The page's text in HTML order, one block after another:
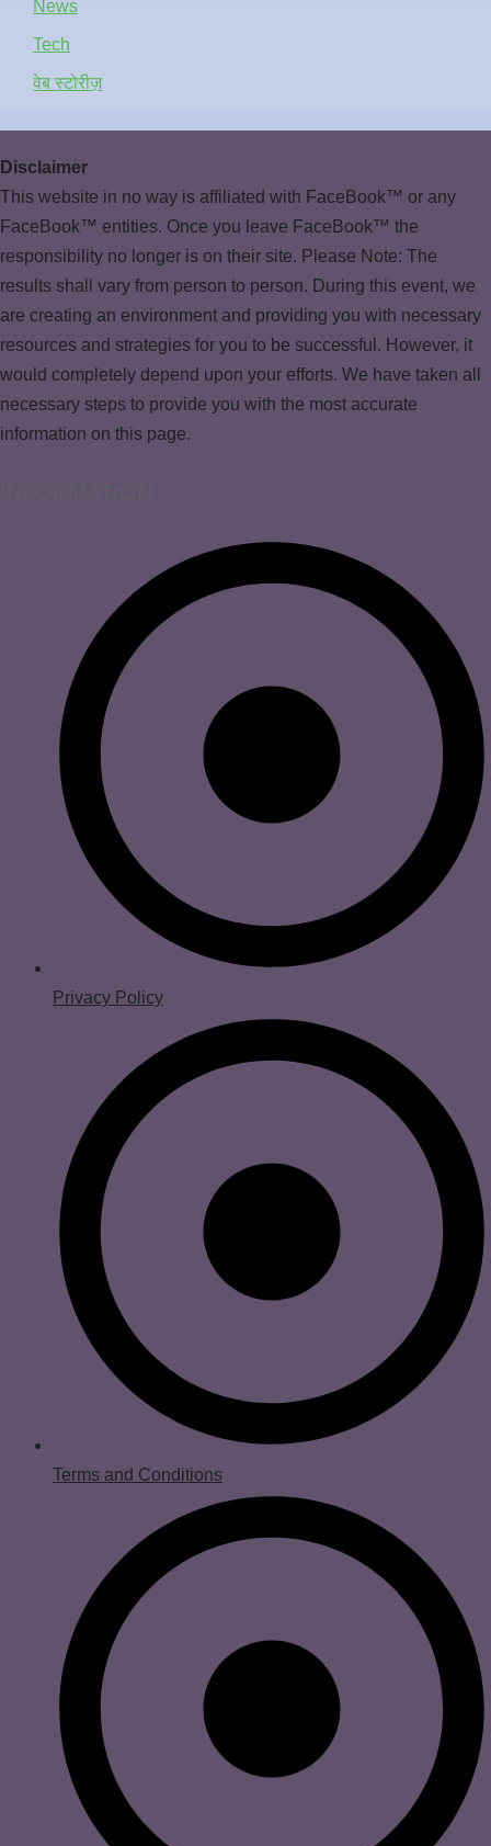
News
Tech
वेब स्टोरीज़
Disclaimer
This website in no way is affiliated with FaceBook™ or any
FaceBook™ entities. Once you leave FaceBook™ the
responsibility no longer is on their site. Please Note: The
results shall vary from person to person. During this event, we
are creating an environment and providing you with necessary
resources and strategies for you to be successful. However, it
would completely depend upon your efforts. We have taken all
necessary steps to provide you with the most accurate
information on this page.
Privacy Policy
Terms and Conditions